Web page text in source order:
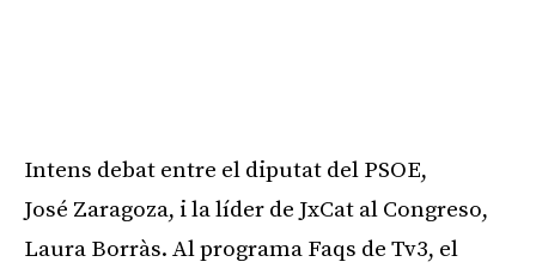
Intens debat entre el diputat del PSOE,
José Zaragoza, i la líder de JxCat al Congreso,
Laura Borràs. Al programa Faqs de Tv3, el